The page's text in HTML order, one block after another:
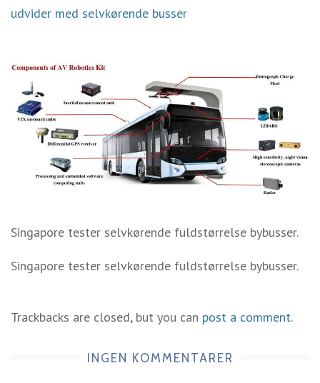
udvider med selvkørende busser
Singapore tester selvkørende fuldstørrelse bybusser.
Singapore tester selvkørende fuldstørrelse bybusser.
Trackbacks are closed, but you can post a comment.
INGEN KOMMENTARER